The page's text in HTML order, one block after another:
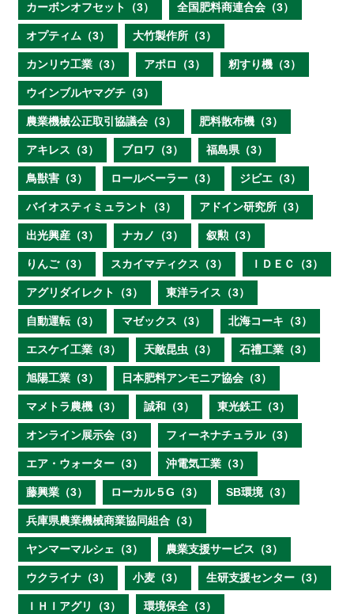
カーボンオフセット（3） 全国肥料商連合会（3）
オプティム（3） 大竹製作所（3）
カンリウ工業（3） アポロ（3） 籾すり機（3）
ウインブルヤマグチ（3）
農業機械公正取引協議会（3） 肥料散布機（3）
アキレス（3） ブロワ（3） 福島県（3）
鳥獣害（3） ロールベーラー（3） ジビエ（3）
バイオスティミュラント（3） アドイン研究所（3）
出光興産（3） ナカノ（3） 叙勲（3）
りんご（3） スカイマティクス（3） ＩＤＥＣ（3）
アグリダイレクト（3） 東洋ライス（3）
自動運転（3） マゼックス（3） 北海コーキ（3）
エスケイ工業（3） 天敵昆虫（3） 石禮工業（3）
旭陽工業（3） 日本肥料アンモニア協会（3）
マメトラ農機（3） 誠和（3） 東光鉄工（3）
オンライン展示会（3） フィーネナチュラル（3）
エア・ウォーター（3） 沖電気工業（3）
藤興業（3） ローカル５G（3） SB環境（3）
兵庫県農業機械商業協同組合（3）
ヤンマーマルシェ（3） 農業支援サービス（3）
ウクライナ（3） 小麦（3） 生研支援センター（3）
ＩＨＩアグリ（3） 環境保全（3）